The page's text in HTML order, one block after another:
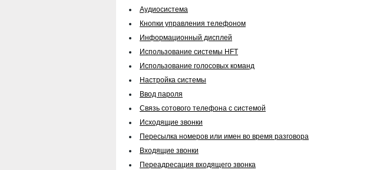
Аудиосистема
Кнопки управления телефоном
Информационный дисплей
Использование системы HFT
Использование голосовых команд
Настройка системы
Ввод пароля
Связь сотового телефона с системой
Исходящие звонки
Пересылка номеров или имен во время разговора
Входящие звонки
Переадресация входящего звонка